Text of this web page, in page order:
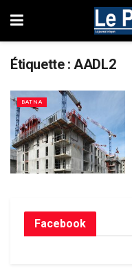
Étiquette :AADL2
BATNA
Facebook